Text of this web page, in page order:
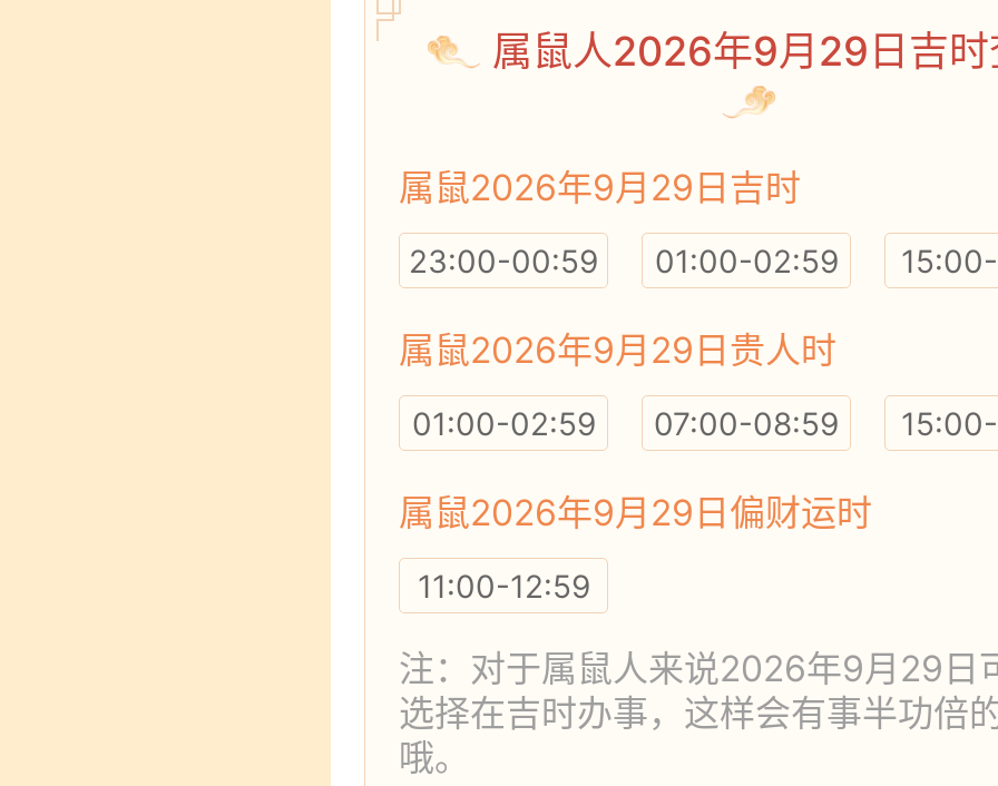
属鼠人2026年9月29日吉时
属鼠2026年9月29日吉时
23:00-00:59 01:00-02:59
属鼠2026年9月29日贵人时
01:00-02:59 07:00-08:59
属鼠2026年9月29日偏财运时
11:00-12:59
注：对于属鼠人来说2026年9月29日
选择在吉时办事，这样会有事半功倍
哦。